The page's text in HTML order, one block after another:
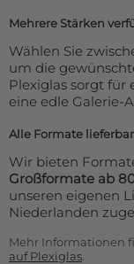
Mehrere Stärken
Wählen Sie
um die
Plexiglas sorgt für
eine edle Galerie-
Alle Formate lieferbar
Wir bieten
Großformate ab
unseren eigenen
Niederlanden
Mehr Informationen
auf Plexiglas